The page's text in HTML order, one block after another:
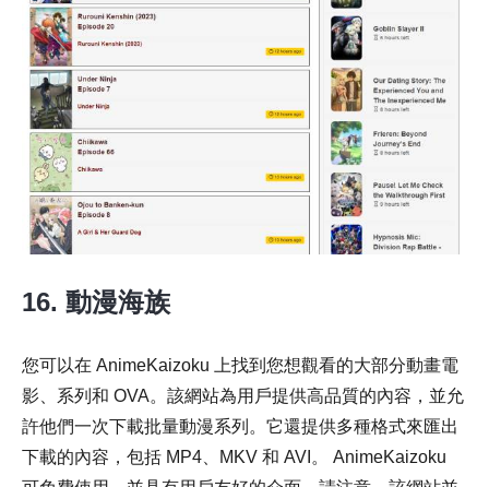
16. 動漫海族
您可以在 AnimeKaizoku 上找到您想觀看的大部分動畫電
影、系列和 OVA。該網站為用戶提供高品質的內容，並允
許他們一次下載批量動漫系列。它還提供多種格式來匯出
下載的內容，包括 MP4、MKV 和 AVI。 AnimeKaizoku